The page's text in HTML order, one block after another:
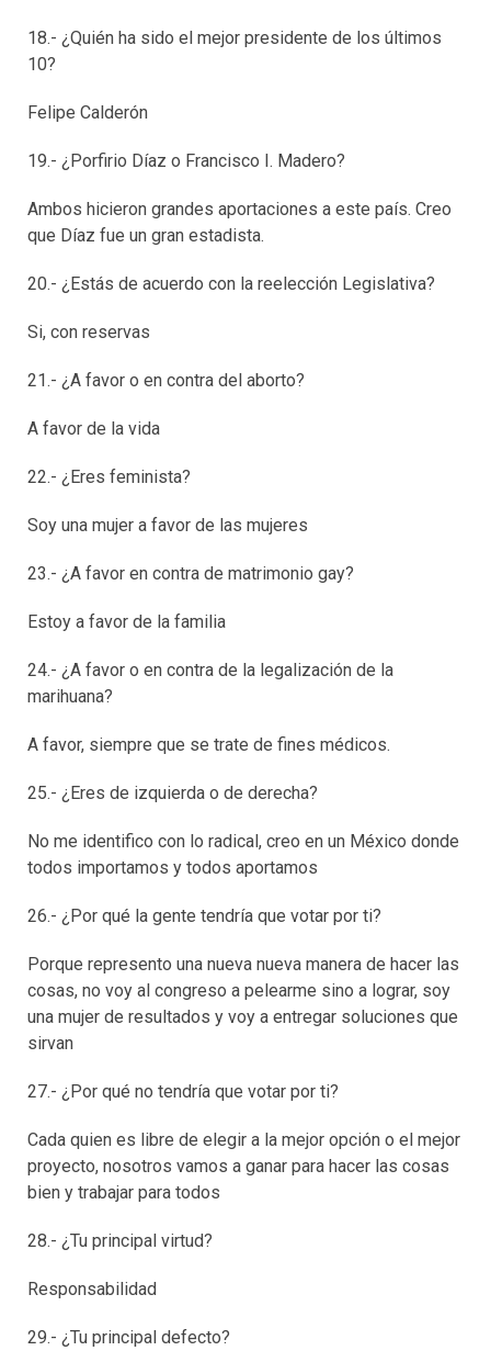
18.- ¿Quién ha sido el mejor presidente de los últimos
10?
Felipe Calderón
19.- ¿Porfirio Díaz o Francisco I. Madero?
Ambos hicieron grandes aportaciones a este país. Creo
que Díaz fue un gran estadista.
20.- ¿Estás de acuerdo con la reelección Legislativa?
Si, con reservas
21.- ¿A favor o en contra del aborto?
A favor de la vida
22.- ¿Eres feminista?
Soy una mujer a favor de las mujeres
23.- ¿A favor en contra de matrimonio gay?
Estoy a favor de la familia
24.- ¿A favor o en contra de la legalización de la
marihuana?
A favor, siempre que se trate de fines médicos.
25.- ¿Eres de izquierda o de derecha?
No me identifico con lo radical, creo en un México donde
todos importamos y todos aportamos
26.- ¿Por qué la gente tendría que votar por ti?
Porque represento una nueva nueva manera de hacer las
cosas, no voy al congreso a pelearme sino a lograr, soy
una mujer de resultados y voy a entregar soluciones que
sirvan
27.- ¿Por qué no tendría que votar por ti?
Cada quien es libre de elegir a la mejor opción o el mejor
proyecto, nosotros vamos a ganar para hacer las cosas
bien y trabajar para todos
28.- ¿Tu principal virtud?
Responsabilidad
29.- ¿Tu principal defecto?